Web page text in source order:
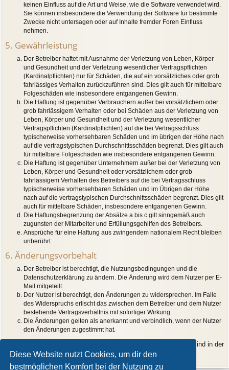
Diese Website nutzt Cookies, um dir den
bestmöglichen Komfort bei der Nutzung zu
keinen Einfluss auf die Art und Weise, wie die Software verwendet wird.
Sie können insbesondere die Verwendung der Software für bestimmte
Zwecke nicht untersagen oder auf Inhalte fremder Foren Einfluss
nehmen.
5. Gewährleistung
Der Betreiber haftet mit Ausnahme der Verletzung von Leben, Körper
und Gesundheit und der Verletzung wesentlicher Vertragspflichten
(Kardinalpflichten) nur für Schäden, die auf ein vorsätzliches oder grob
fahrlässiges Verhalten zurückzuführen sind. Dies gilt auch für mittelbare
Folgeschäden wie insbesondere entgangenen Gewinn.
Die Haftung ist gegenüber Verbrauchern außer bei vorsätzlichem oder
grob fahrlässigem Verhalten oder bei Schäden aus der Verletzung von
Leben, Körper und Gesundheit und der Verletzung wesentlicher
Vertragspflichten (Kardinalpflichten) auf die bei Vertragsschluss
typischerweise vorhersehbaren Schäden und im übrigen der Höhe nach
auf die vertragstypischen Durchschnittsschäden begrenzt. Dies gilt auch
für mittelbare Folgeschäden wie insbesondere entgangenen Gewinn.
Die Haftung ist gegenüber Unternehmern außer bei der Verletzung von
Leben, Körper und Gesundheit oder vorsätzlichem oder grob
fahrlässigem Verhalten des Betreibers auf die bei Vertragsschluss
typischerweise vorhersehbaren Schäden und im Übrigen der Höhe
nach auf die vertragstypischen Durchschnittsschäden begrenzt. Dies gilt
auch für mittelbare Schäden, insbesondere entgangenen Gewinn.
Die Haftungsbegrenzung der Absätze a bis c gilt sinngemäß auch
zugunsten der Mitarbeiter und Erfüllungsgehilfen des Betreibers.
Ansprüche für eine Haftung aus zwingendem nationalem Recht bleiben
unberührt.
6. Änderungsvorbehalt
Der Betreiber ist berechtigt, die Nutzungsbedingungen und die
Datenschutzerklärung zu ändern. Die Änderung wird dem Nutzer per E-
Mail mitgeteilt.
Der Nutzer ist berechtigt, den Änderungen zu widersprechen. Im Falle
des Widerspruchs erlischt das zwischen dem Betreiber und dem Nutzer
bestehende Vertragsverhältnis mit sofortiger Wirkung.
Die Änderungen gelten als anerkannt und verbindlich, wenn der Nutzer
den Änderungen zugestimmt hat.
Informationen über den Umgang mit deinen persönlichen Daten sind in der
Datenschutzerklärung enthalten.